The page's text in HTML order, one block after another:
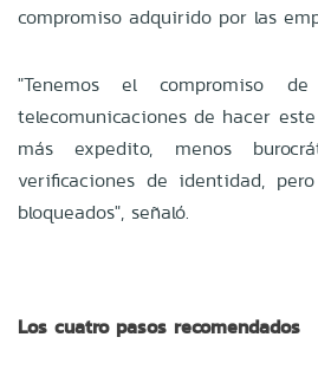
compromiso adquirido por las
"Tenemos el compromiso
telecomunicaciones de hacer
más expedito, menos
verificaciones de identidad,
bloqueados", señaló.
Los cuatro pasos recomendados